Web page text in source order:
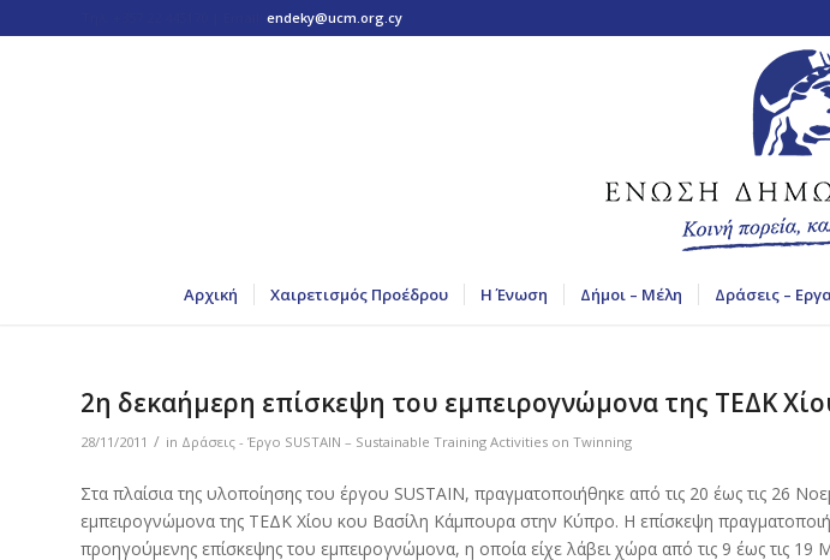
endeky@ucm.org.cy
Αρχική Χαιρετισμός Προέδρου Η Ένωση Δήμοι – Μέλη Δράσεις –
2η δεκαήμερη επίσκεψη του εμπειρογνώμονα της ΤΕΔΚ
28/11/2011 / in Δράσεις - Έργο SUSTAIN – Sustainable Training Activities on Twinning
Στα πλαίσια της υλοποίησης του έργου SUSTAIN, πραγματοποιήθηκε από τις 20 έως τις 26
εμπειρογνώμονα της ΤΕΔΚ Χίου κου Βασίλη Κάμπουρα στην Κύπρο. Η επίσκεψη
προηγούμενης επίσκεψης του εμπειρογνώμονα, η οποία είχε λάβει χώρα από τις 9 έως τις 19